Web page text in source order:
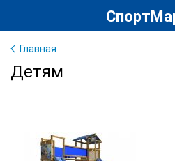
Главная
Детям